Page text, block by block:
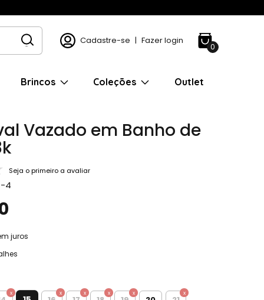
Cadastre-se | Fazer login
0
Brincos Coleções Outlet
Vazado em Banho de
Seja o primeiro a avaliar
4
juros